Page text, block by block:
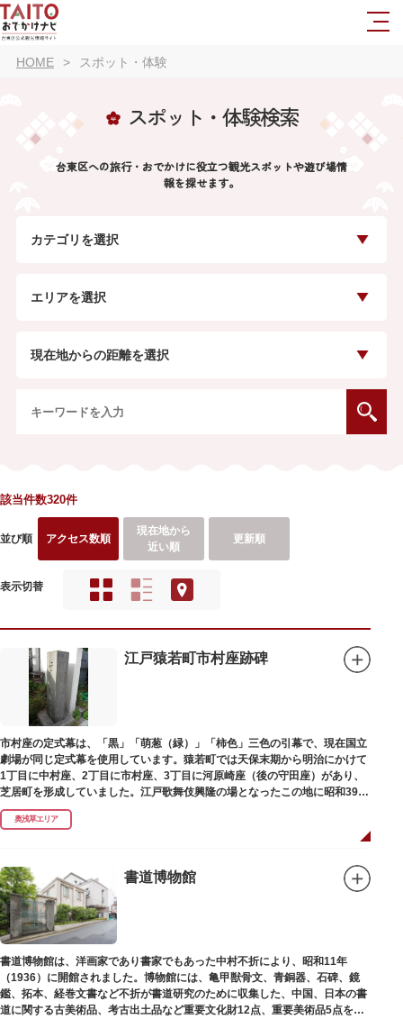
HOME スポット・体験
スポット・体験検索
台東区への旅行・おでかけに役立つ観光スポットや遊び場情
報を探せます。
カテゴリを選択
エリアを選択
現在地からの距離を選択
該当件数320件
並び順 アクセス数順
現在地から
近い順
更新順
表示切替
江戸猿若町市村座跡碑
市村座の定式幕は、「黒」「萌葱（緑）」「柿色」三色の引幕で、現在国立
劇場が同じ定式幕を使用しています。猿若町では天保末期から明治にかけて
1丁目に中村座、2丁目に市村座、3丁目に河原崎座（後の守田座）があり、
芝居町を形成していました。江戸歌舞伎興隆の場となったこの地に昭和39年
（1964）に跡碑が建てられました。
奥浅草エリア
書道博物館
書道博物館は、洋画家であり書家でもあった中村不折により、昭和11年
（1936）に開館されました。博物館には、亀甲獣骨文、青銅器、石碑、鏡
鑑、拓本、経巻文書など不折が書道研究のために収集した、中国、日本の書
道に関する古美術品、考古出土品など重要文化財12点、重要美術品5点を含